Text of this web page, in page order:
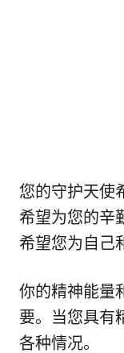
您的守护天使
希望为您的辛
希望您为自己
你的精神能量
要。当您具有
各种情况。